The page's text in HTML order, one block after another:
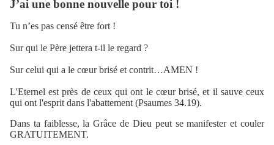
J’ai une bonne nouvelle pour toi !
Tu n’es pas censé être fort !
Sur qui le Père jettera t-il le regard ?
Sur celui qui a le cœur brisé et contrit…AMEN !
L'Eternel est près de ceux qui ont le cœur brisé, et il sauve ceux
qui ont l'esprit dans l'abattement (Psaumes 34.19).
Dans ta faiblesse, la Grâce de Dieu peut se manifester et couler
GRATUITEMENT.